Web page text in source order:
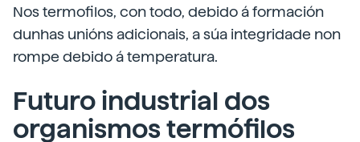
Nos termofilos, con todo, debido á formación
dunhas unións adicionais, a súa integridade non
rompe debido á temperatura.
Futuro industrial dos
organismos termófilos